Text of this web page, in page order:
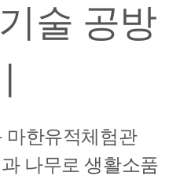
술 공방
마한유적체험관
나무로 생활소품